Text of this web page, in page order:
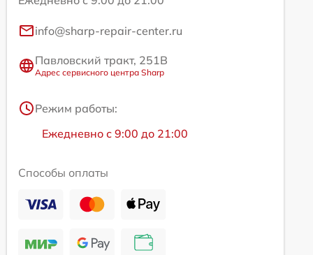
info@sharp-repair-center.ru
Павловский тракт, 251В
Адрес сервисного центра Sharp
Режим работы:
Ежедневно с 9:00 до 21:00
Способы оплаты